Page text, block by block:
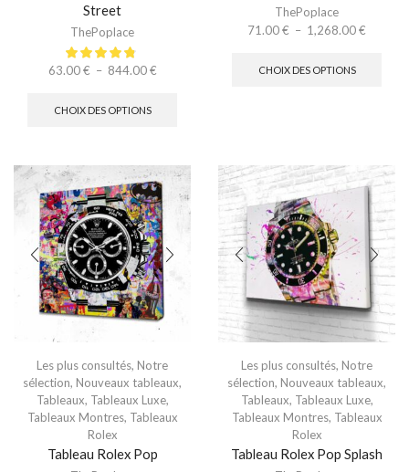
Street
ThePoplace
63.00€ – 844.00€
CHOIX DES OPTIONS
ThePoplace
71.00€ – 1,268.00€
CHOIX DES OPTIONS
Les plus consultés, Notre
sélection, Nouveaux tableaux,
Tableaux, Tableaux Luxe,
Tableaux Montres, Tableaux
Rolex
Tableau Rolex Pop
Les plus consultés, Notre
sélection, Nouveaux tableaux,
Tableaux, Tableaux Luxe,
Tableaux Montres, Tableaux
Rolex
Tableau Rolex Pop Splash